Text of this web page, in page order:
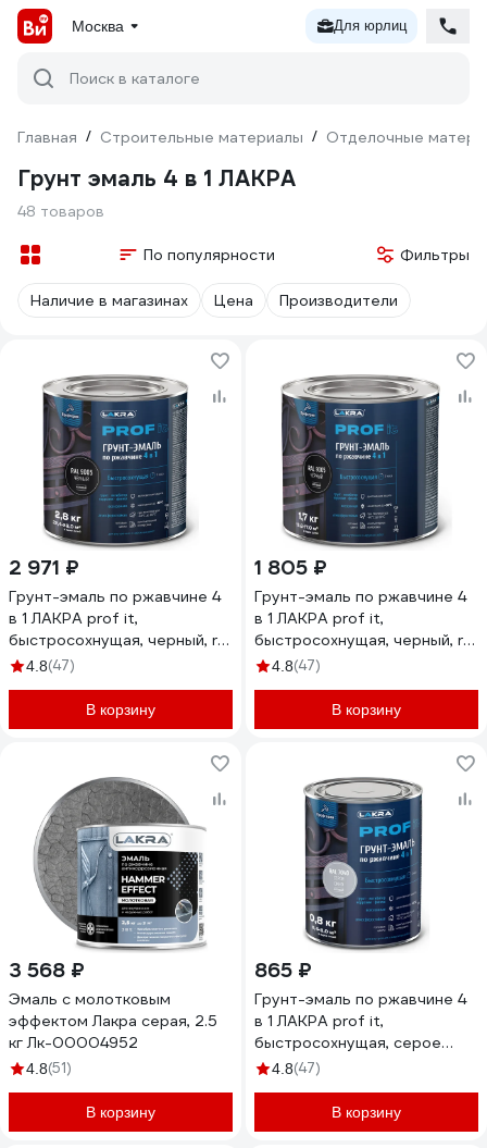
Москва Для юрлиц
Поиск в каталоге
Главная / Строительные материалы / Отделочные
Грунт эмаль 4 в 1 ЛАКРА
48 товаров
По популярности Фильтры
Наличие в магазинах Цена Производители
2 971 ₽
Грунт-эмаль по ржавчине 4
в 1 ЛАКРА prof it,
быстросохнущая, черный, ral
9005, 2.8 кг ЛА-00001609
4.8(47)
В корзину
1 805 ₽
Грунт-эмаль по ржавчине 4
в 1 ЛАКРА prof it,
быстросохнущая, черный, ral
9005, 1.7 кг ЛА-00001601
4.8(47)
В корзину
3 568 ₽
Эмаль с молотковым
эффектом Лакра серая, 2.5
кг Лк-00004952
4.8(51)
В корзину
865 ₽
Грунт-эмаль по ржавчине 4
в 1 ЛАКРА prof it,
быстросохнущая, серое
окно, ral 7040, 0.8 кг
4.8(47)
В корзину